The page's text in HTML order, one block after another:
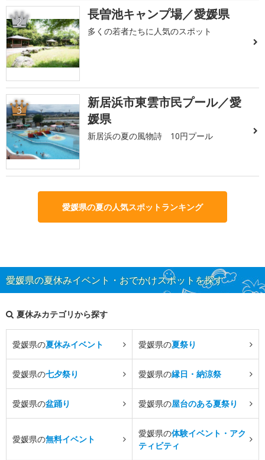
2 長曽池キャンプ場／愛媛県
多くの若者たちに人気のスポット
3
新居浜市東雲市民プール／愛
媛県
新居浜の夏の風物詩 10円プール
愛媛県の夏の人気スポットランキング
愛媛県の夏休みイベント・おでかけスポットを探す
夏休みカテゴリから探す
愛媛県の夏休みイベント 愛媛県の夏祭り
愛媛県の七夕祭り 愛媛県の縁日・納涼祭
愛媛県の盆踊り 愛媛県の屋台のある夏祭り
愛媛県の無料イベント
愛媛県の体験イベント・アク
ティビティ